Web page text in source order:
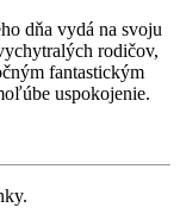
dňa vydá na svoju
rodičov,
fantastickým
uspokojenie.